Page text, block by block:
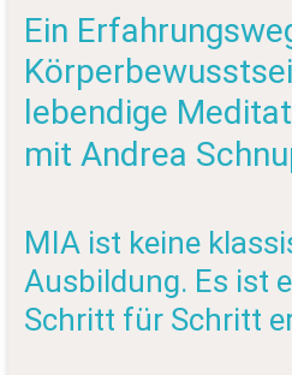
Ein
lebendige
mit Andrea
MIA ist keine
Ausbildung. Es ist
Schritt für Schritt